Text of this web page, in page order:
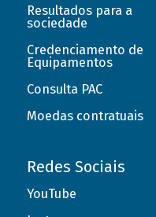
Resultados para a
sociedade
Credenciamento de
Equipamentos
Consulta PAC
Moedas contratuais
Redes Sociais
YouTube